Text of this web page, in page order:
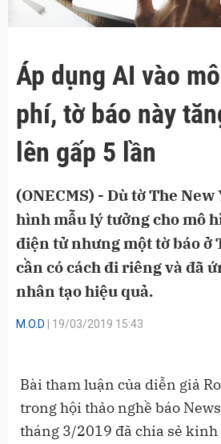
Áp dụng AI vào
phí, tờ báo này
lên gấp 5 lần
(ONECMS) - Dù tờ The
hình mẫu lý tưởng cho mô
điện tử nhưng một tờ báo ở
cần có cách đi riêng và đã
nhân tạo hiệu quả.
M.O.D | 19/03/2019 15:43
Bài tham luận của diễn giả
trong hội thảo nghề báo
tháng 3/2019 đã chia sẻ